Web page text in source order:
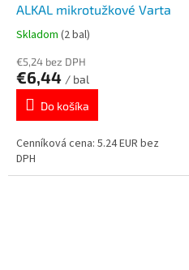
ALKAL mikrotužkové Varta
Skladom (2 bal)
€5,24 bez DPH
€6,44 / bal
Do košíka
Cenníková cena: 5.24 EUR bez
DPH